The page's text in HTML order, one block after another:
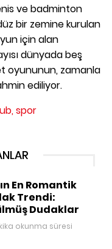
ve badminton
bir zemine kurulan
için alan
dünyada beş
oyununun, zamanla
ediliyor.
spor
En Romantik
Trendi:
Dudaklar
okunma süresi